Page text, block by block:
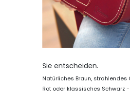
Sie entscheiden.
Natürliches Braun, strahlendes
Rot oder klassisches Schwarz